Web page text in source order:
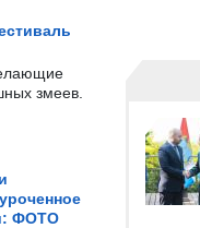
змеев.
ФОТО